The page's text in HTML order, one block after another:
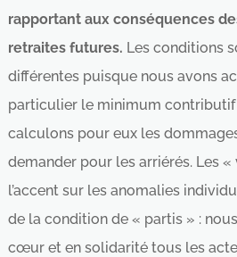
rapportant aux conséquences
retraites futures. Les conditions
différentes puisque nous avons
particulier le minimum
calculons pour eux les
demander pour les arriérés. Les
l’accent sur les anomalies
de la condition de « partis » :
cœur et en solidarité tous les